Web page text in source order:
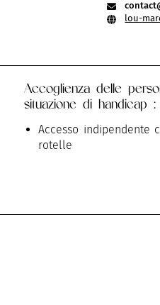
lou-
Accoglienza delle
situazione di handicap :
Accesso indipendente
rotelle